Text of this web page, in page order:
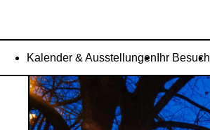
Kalender & Ausstellungen Ihr Besuch